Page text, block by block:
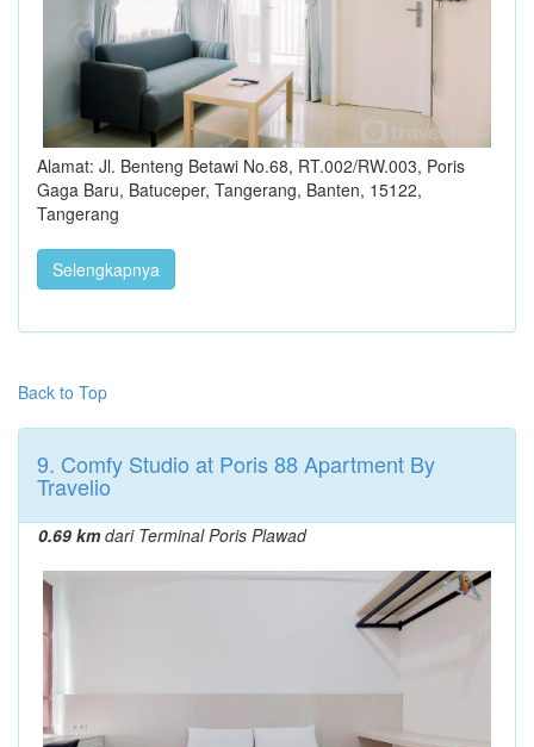
Alamat: Jl. Benteng Betawi No.68, RT.002/RW.003, Poris
Gaga Baru, Batuceper, Tangerang, Banten, 15122,
Tangerang
Selengkapnya
Back to Top
9. Comfy Studio at Poris 88 Apartment By
Travelio
0.69 kmdari Terminal Poris Plawad